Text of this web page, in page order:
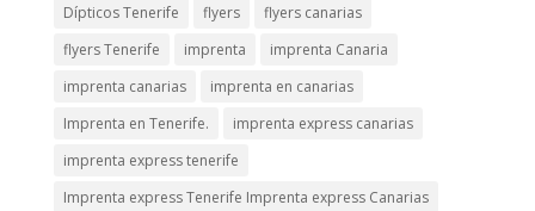
Dípticos Tenerife
flyers
flyers canarias
flyers Tenerife
imprenta
imprenta Canaria
imprenta canarias
imprenta en canarias
Imprenta en Tenerife.
imprenta express canarias
imprenta express tenerife
Imprenta express Tenerife Imprenta express Canarias